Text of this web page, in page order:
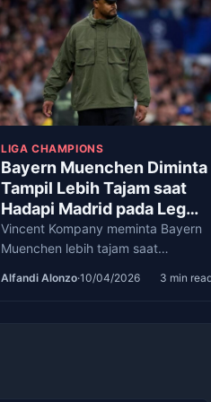
LIGA CHAMPIONS
Bayern Muenchen Diminta
Tampil Lebih Tajam saat
Hadapi Madrid pada Leg
Kedua
Vincent Kompany meminta Bayern
Muenchen lebih tajam saat
kedua perempat final Liga
Alfandi Alonzo·10/04/2026 3 min